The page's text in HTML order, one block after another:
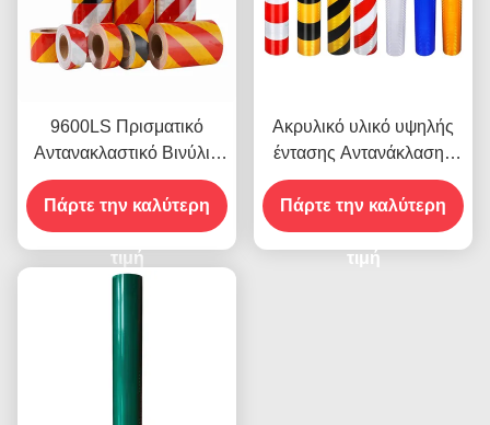
9600LS Πρισματικό
Αντανακλαστικό Βινύλιο
Ρολ Φιλμ υψηλής
έντασης
Πάρτε την καλύτερη
τιμή
Ακρυλικό υλικό υψηλής
έντασης Αντανάκλασης
9300 για αυτοκόλλητα
οχημάτων
Πάρτε την καλύτερη
τιμή